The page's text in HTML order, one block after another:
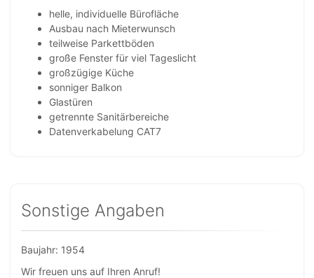
helle, individuelle Bürofläche
Ausbau nach Mieterwunsch
teilweise Parkettböden
große Fenster für viel Tageslicht
großzügige Küche
sonniger Balkon
Glastüren
getrennte Sanitärbereiche
Datenverkabelung CAT7
Sonstige Angaben
Baujahr: 1954
Wir freuen uns auf Ihren Anruf!